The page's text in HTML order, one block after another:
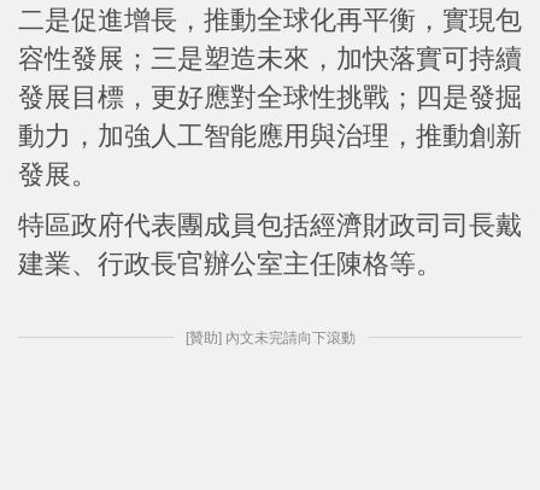
二是促進增長，推動全球化再平衡，實現包
容性發展；三是塑造未來，加快落實可持續
發展目標，更好應對全球性挑戰；四是發掘
動力，加強人工智能應用與治理，推動創新
發展。
特區政府代表團成員包括經濟財政司司長戴
建業、行政長官辦公室主任陳格等。
[贊助] 內文未完請向下滾動